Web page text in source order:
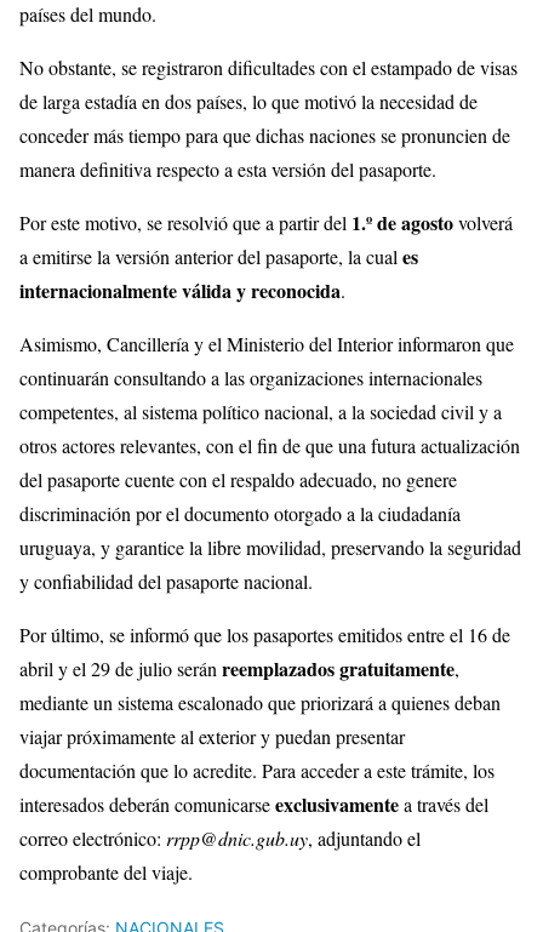
países del mundo.
No obstante, se registraron dificultades con el estampado de visas
de larga estadía en dos países, lo que motivó la necesidad de
conceder más tiempo para que dichas naciones se pronuncien de
manera definitiva respecto a esta versión del pasaporte.
Por este motivo, se resolvió que a partir del 1.º de agostovolverá
a emitirse la versión anterior del pasaporte, la cual es
internacionalmente válida y reconocida.
Asimismo, Cancillería y el Ministerio del Interior informaron que
continuarán consultando a las organizaciones internacionales
competentes, al sistema político nacional, a la sociedad civil y a
otros actores relevantes, con el fin de que una futura actualización
del pasaporte cuente con el respaldo adecuado, no genere
discriminación por el documento otorgado a la ciudadanía
uruguaya, y garantice la libre movilidad, preservando la seguridad
y confiabilidad del pasaporte nacional.
Por último, se informó que los pasaportes emitidos entre el 16 de
abril y el 29 de julio serán reemplazados gratuitamente,
mediante un sistema escalonado que priorizará a quienes deban
viajar próximamente al exterior y puedan presentar
documentación que lo acredite. Para acceder a este trámite, los
interesados deberán comunicarseexclusivamentea través del
correo electrónico: rrpp@dnic.gub.uy, adjuntando el
comprobante del viaje.